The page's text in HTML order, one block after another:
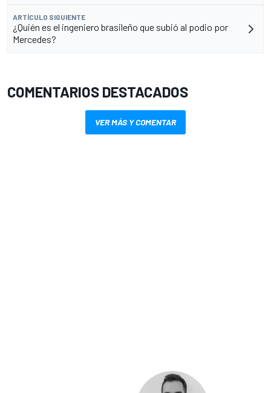
ARTÍCULO SIGUIENTE
¿Quién es el ingeniero brasileño que subió al podio por
Mercedes?
COMENTARIOS DESTACADOS
VER MÁS Y COMENTAR